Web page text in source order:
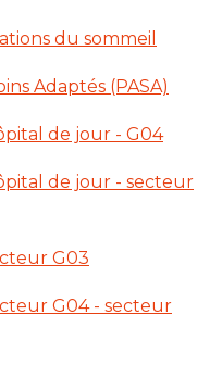
du sommeil
Adaptés (PASA)
de jour - G04
de jour - secteur
G03
G04 - secteur